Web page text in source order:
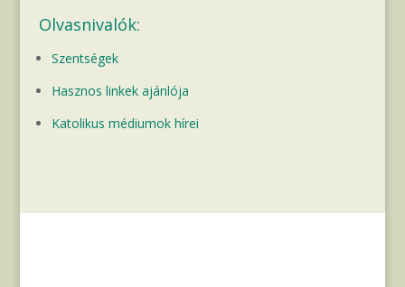
Olvasnivalók:
Szentségek
Hasznos linkek ajánlója
Katolikus médiumok hírei